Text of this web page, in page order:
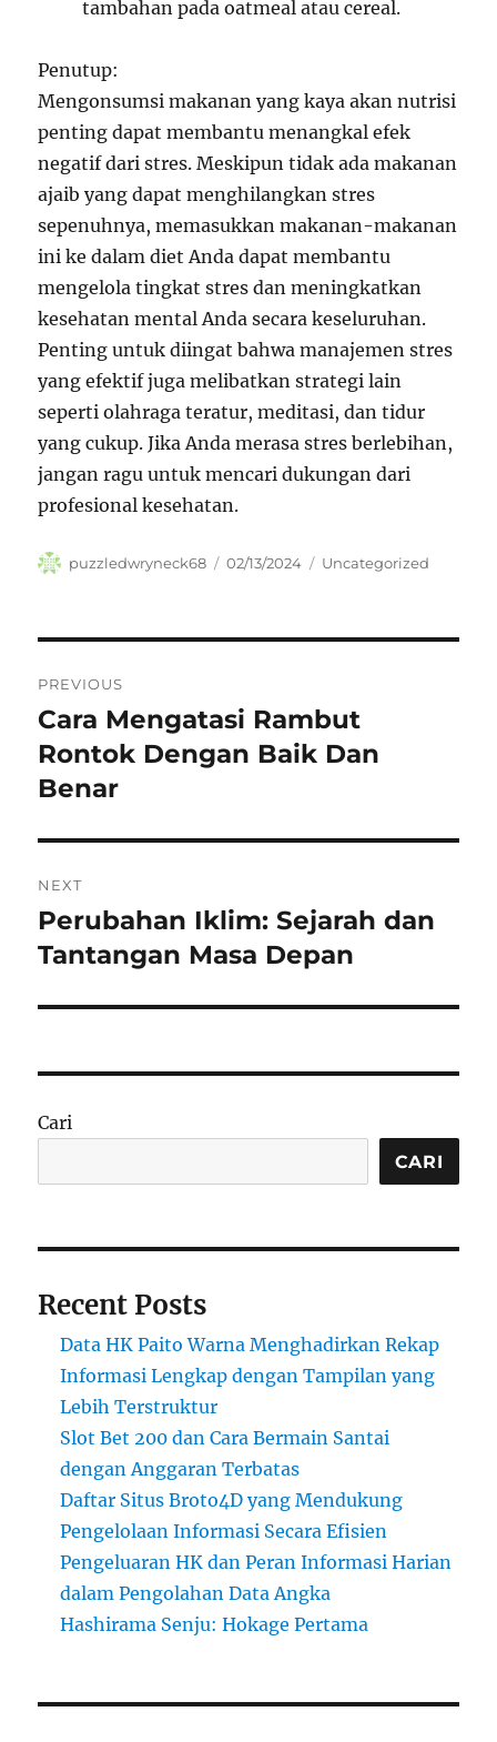
tambahan pada oatmeal atau cereal.
Penutup:
Mengonsumsi makanan yang kaya akan nutrisi
penting dapat membantu menangkal efek
negatif dari stres. Meskipun tidak ada makanan
ajaib yang dapat menghilangkan stres
sepenuhnya, memasukkan makanan-makanan
ini ke dalam diet Anda dapat membantu
mengelola tingkat stres dan meningkatkan
kesehatan mental Anda secara keseluruhan.
Penting untuk diingat bahwa manajemen stres
yang efektif juga melibatkan strategi lain
seperti olahraga teratur, meditasi, dan tidur
yang cukup. Jika Anda merasa stres berlebihan,
jangan ragu untuk mencari dukungan dari
profesional kesehatan.
Author
puzzledwryneck68
Posted
02/13/2024 Categories
Uncategorized
pos
PREVIOUS
Previous
post:
Cara Mengatasi Rambut
Rontok Dengan Baik Dan
Benar
NEXT
Next
post:
Perubahan Iklim: Sejarah dan
Tantangan Masa Depan
Cari
CARI
Recent Posts
Data HK Paito Warna Menghadirkan Rekap
Informasi Lengkap dengan Tampilan yang
Lebih Terstruktur
Slot Bet 200 dan Cara Bermain Santai
dengan Anggaran Terbatas
Daftar Situs Broto4D yang Mendukung
Pengelolaan Informasi Secara Efisien
Pengeluaran HK dan Peran Informasi Harian
dalam Pengolahan Data Angka
Hashirama Senju: Hokage Pertama